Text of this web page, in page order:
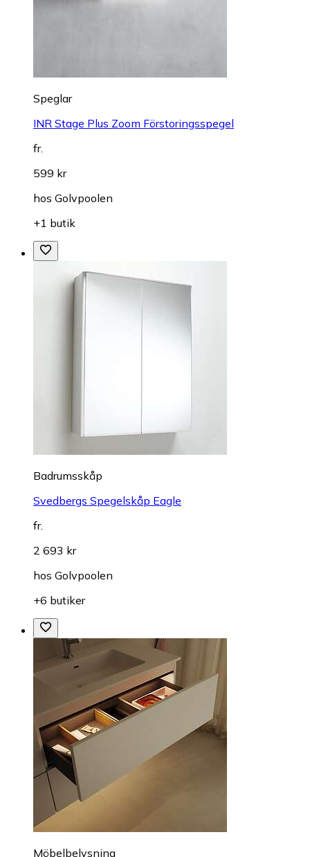
Speglar
INR Stage Plus Zoom Förstoringsspegel
fr.
599 kr
hos Golvpoolen
+1 butik
Badrumsskåp
Svedbergs Spegelskåp Eagle
fr.
2 693 kr
hos Golvpoolen
+6 butiker
Möbelbelysning